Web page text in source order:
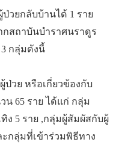
วยกลับบ้านได้ 1 ราย
กสถาบันบำราศนราดูร
3 กลุ่มดังนี้
วย หรือเกี่ยวข้องกับ
65 ราย ได้แก่ กลุ่ม
ง 5 ราย ,กลุ่มผู้สัมผัสกับผู้
ะกลุ่มที่เข้าร่วมพิธีทาง